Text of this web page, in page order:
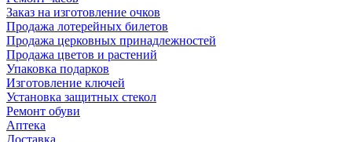
Заказ на изготовление очков
Продажа лотерейных билетов
Продажа церковных принадлежностей
Продажа цветов и растений
Упаковка подарков
Изготовление ключей
Установка защитных стекол
Ремонт обуви
Аптека
Доставка